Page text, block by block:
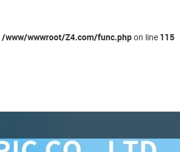
/www/wwwroot/Z4.com/func.phpon line 115